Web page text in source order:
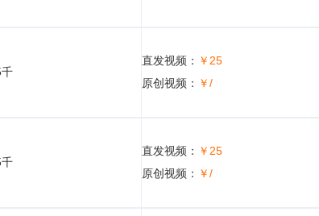
直发视频： ￥25
原创视频： ￥/
直发视频： ￥25
原创视频： ￥/